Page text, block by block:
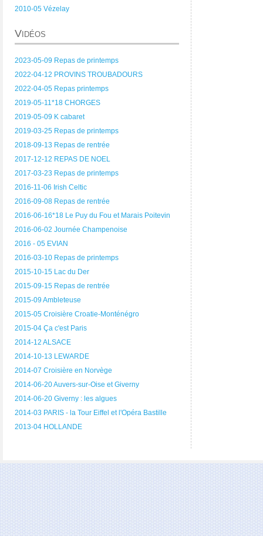
2010-05 Vézelay
Vidéos
2023-05-09 Repas de printemps
2022-04-12 PROVINS TROUBADOURS
2022-04-05 Repas printemps
2019-05-11*18 CHORGES
2019-05-09 K cabaret
2019-03-25 Repas de printemps
2018-09-13 Repas de rentrée
2017-12-12 REPAS DE NOEL
2017-03-23 Repas de printemps
2016-11-06 Irish Celtic
2016-09-08 Repas de rentrée
2016-06-16*18 Le Puy du Fou et Marais Poitevin
2016-06-02 Journée Champenoise
2016 - 05 EVIAN
2016-03-10 Repas de printemps
2015-10-15 Lac du Der
2015-09-15 Repas de rentrée
2015-09 Ambleteuse
2015-05 Croisière Croatie-Monténégro
2015-04 Ça c'est Paris
2014-12 ALSACE
2014-10-13 LEWARDE
2014-07 Croisière en Norvège
2014-06-20 Auvers-sur-Oise et Giverny
2014-06-20 Giverny : les algues
2014-03 PARIS - la Tour Eiffel et l'Opéra Bastille
2013-04 HOLLANDE